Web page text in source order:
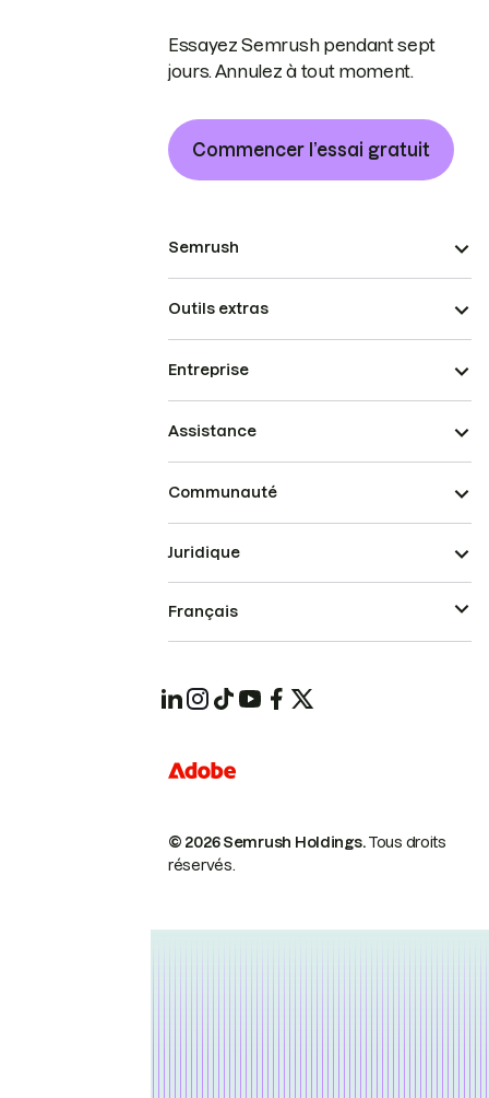
Essayez Semrush pendant sept
jours. Annulez à tout moment.
Commencer l’essai gratuit
Semrush
Outils extras
Entreprise
Assistance
Communauté
© 2026 Semrush Holdings.Tous droits
réservés.
Juridique
Français